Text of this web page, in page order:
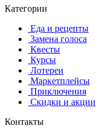
Категории
️ ️Еда и рецепты
️ Замена голоса
️ Квесты
‍ Курсы
️ Лотереи
️ Маркетплейсы
️ Приключения
️ Скидки и акции
Контакты